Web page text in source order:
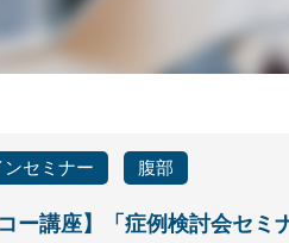
ンセミナー 腹部
ー講座】「症例検討会セ